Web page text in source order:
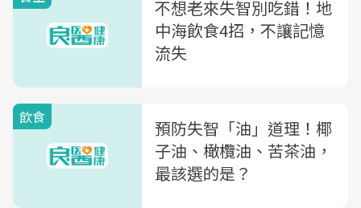
不想老來失智別吃錯！地
中海飲食4招，不讓記憶
流失
飲食
預防失智「油」道理！椰
子油、橄欖油、苦茶油，
最該選的是？